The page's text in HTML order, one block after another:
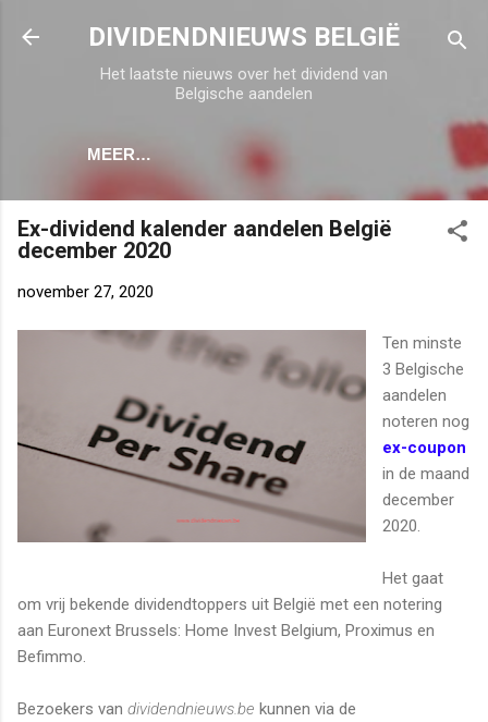
Doorgaan naar hoofdcontent
DIVIDENDNIEUWS BELGIË
Het laatste nieuws over het dividend van
Belgische aandelen
MEER…
Ex-dividend kalender aandelen België
december 2020
november 27, 2020
Ten minste
3 Belgische
aandelen
noteren nog
ex-coupon
in de maand
december
2020.
Het gaat
om vrij bekende dividendtoppers uit België met een notering
aan Euronext Brussels: Home Invest Belgium, Proximus en
Befimmo.
Bezoekers van dividendnieuws.be kunnen via de